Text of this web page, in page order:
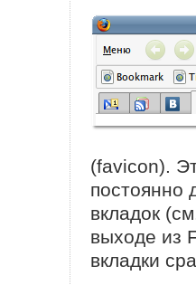
(favicon).
постоянно
вкладок
выходе из
вкладки